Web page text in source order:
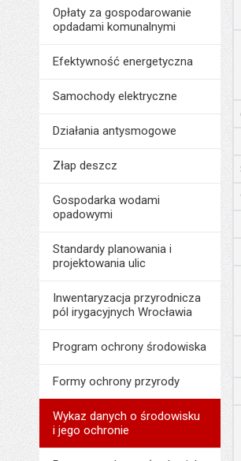
Opłaty za gospodarowanie
opdadami komunalnymi
Efektywność energetyczna
Samochody elektryczne
Działania antysmogowe
Złap deszcz
Gospodarka wodami
opadowymi
Standardy planowania i
projektowania ulic
Inwentaryzacja przyrodnicza
pól irygacyjnych Wrocławia
Program ochrony środowiska
Formy ochrony przyrody
Wykaz danych o środowisku
i jego ochronie